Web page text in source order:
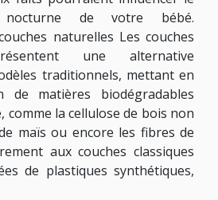
nocturne de votre bébé.
naturelles Les couches
une alternative
traditionnels, mettant en
de matières biodégradables
comme la cellulose de bois non
maïs ou encore les fibres de
aux couches classiques
de plastiques synthétiques,